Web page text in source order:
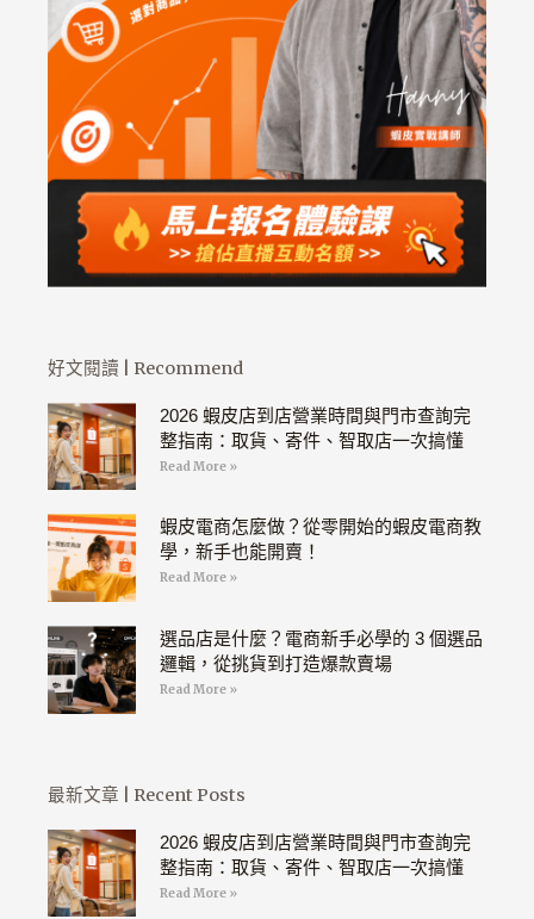
好文閱讀 | Recommend
2026 蝦皮店到店營業時間與門市查詢完
整指南：取貨、寄件、智取店一次搞懂
Read More »
蝦皮電商怎麼做？從零開始的蝦皮電商教
學，新手也能開賣！
Read More »
選品店是什麼？電商新手必學的 3 個選品
邏輯，從挑貨到打造爆款賣場
Read More »
最新文章 | Recent Posts
2026 蝦皮店到店營業時間與門市查詢完
整指南：取貨、寄件、智取店一次搞懂
Read More »